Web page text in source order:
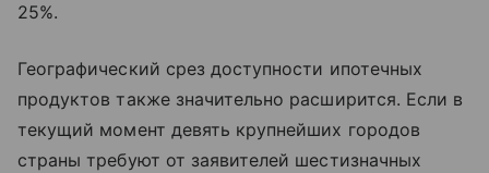
25%.
Географический срез доступности ипотечных
продуктов также значительно расширится. Если в
текущий момент девять крупнейших городов
страны требуют от заявителей шестизначных